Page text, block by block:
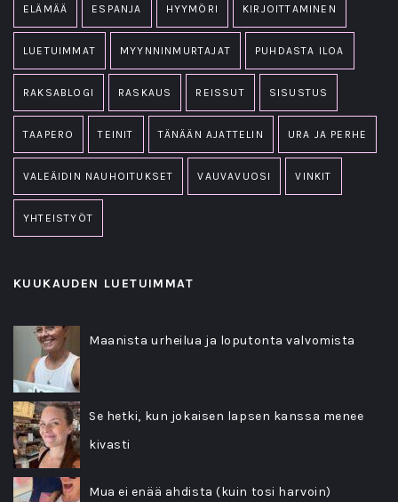
ELÄMÄÄ ESPANJA HYYMÖRI KIRJOITTAMINEN
LUETUIMMAT MYYNNINMURTAJAT PUHDASTA ILOA
RAKSABLOGI RASKAUS REISSUT SISUSTUS
TAAPERO TEINIT TÄNÄÄN AJATTELIN URA JA PERHE
VALEÄIDIN NAUHOITUKSET VAUVAVUOSI VINKIT
YHTEISTYÖT
KUUKAUDEN LUETUIMMAT
Maanista urheilua ja loputonta valvomista
Se hetki, kun jokaisen lapsen kanssa menee
kivasti
Mua ei enää ahdista (kuin tosi harvoin)